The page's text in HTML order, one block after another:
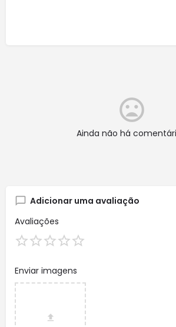
Ainda não há
Adicionar uma avaliação
Avaliações
Enviar imagens